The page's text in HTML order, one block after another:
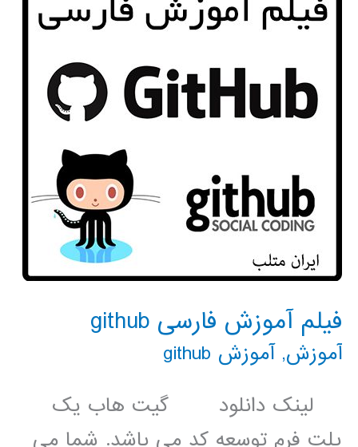
فیلم آموزش فارسی github
آموزش,آموزش github
لینک دانلود گیت هاب یک
پلت فرم توسعه کد می باشد. شما می